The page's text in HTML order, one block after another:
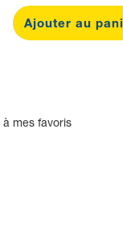
Ajouter au
à mes favoris